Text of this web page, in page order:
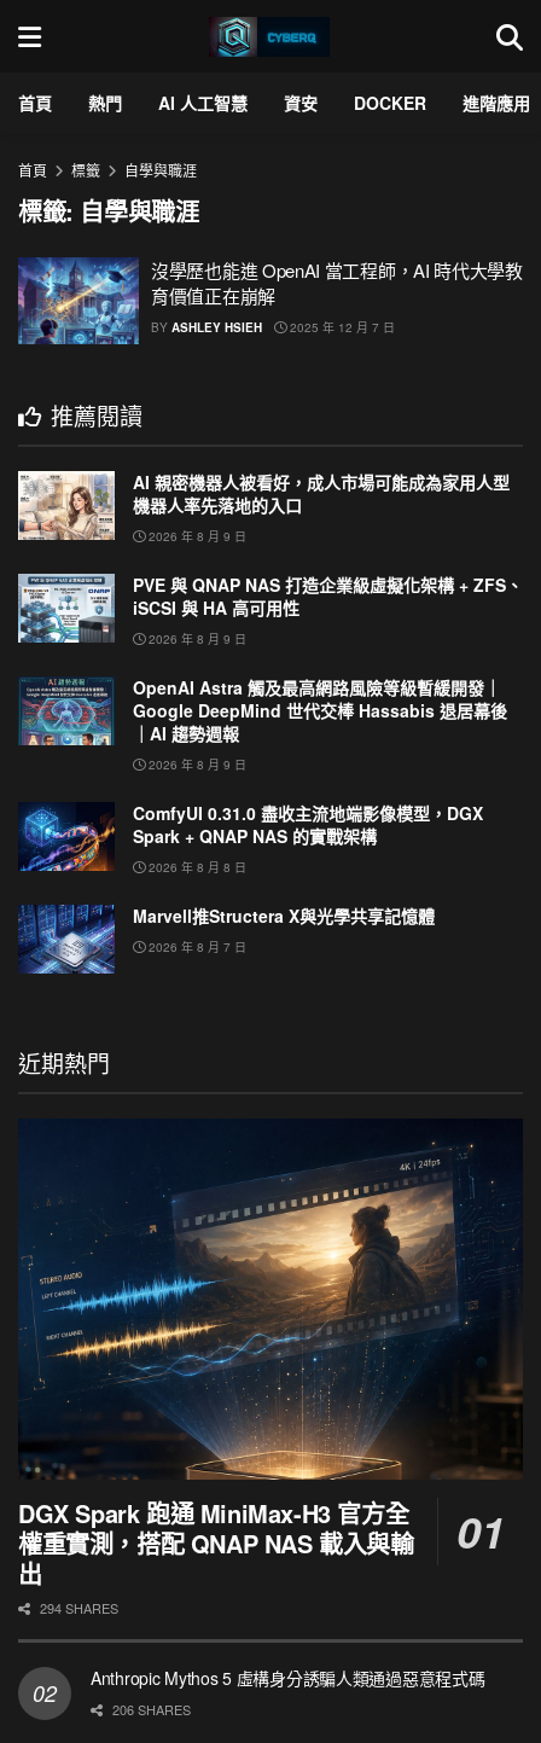
首頁 熱門 AI 人工智慧 資安 DOCKER 進階應用
首頁 標籤 自學與職涯
標籤: 自學與職涯
沒學歷也能進 OpenAI 當工程師，AI 時代大學教
育價值正在崩解
BY ASHLEY HSIEH 2025 年 12 月 7 日
推薦閱讀
AI 親密機器人被看好，成人市場可能成為家用人型
機器人率先落地的入口
2026 年 8 月 9 日
PVE 與 QNAP NAS 打造企業級虛擬化架構 + ZFS、
iSCSI 與 HA 高可用性
2026 年 8 月 9 日
OpenAI Astra 觸及最高網路風險等級暫緩開發｜
Google DeepMind 世代交棒 Hassabis 退居幕後
｜AI 趨勢週報
2026 年 8 月 9 日
ComfyUI 0.31.0 盡收主流地端影像模型，DGX
Spark + QNAP NAS 的實戰架構
2026 年 8 月 8 日
Marvell推Structera X與光學共享記憶體
2026 年 8 月 7 日
近期熱門
DGX Spark 跑通 MiniMax-H3 官方全
權重實測，搭配 QNAP NAS 載入與輸
出
294 SHARES
Anthropic Mythos 5 虛構身分誘騙人類通過惡意程式碼
206 SHARES